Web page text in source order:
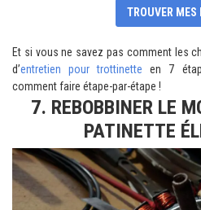
TROUVER MES
Et si vous ne savez pas comment les
d’entretien pour trottinette en 7
comment faire étape-par-étape !
7. REBOBBINER LE
PATINETTE